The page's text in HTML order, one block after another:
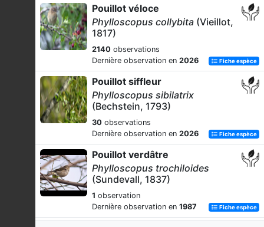
Pouillot véloce
Phylloscopus collybita (Vieillot,
1817)
2140 observations
Dernière observation en 2026 Fiche espèce
Pouillot siffleur
Phylloscopus sibilatrix
(Bechstein, 1793)
30 observations
Dernière observation en 2026 Fiche espèce
Pouillot verdâtre
Phylloscopus trochiloides
(Sundevall, 1837)
1 observation
Dernière observation en 1987 Fiche espèce